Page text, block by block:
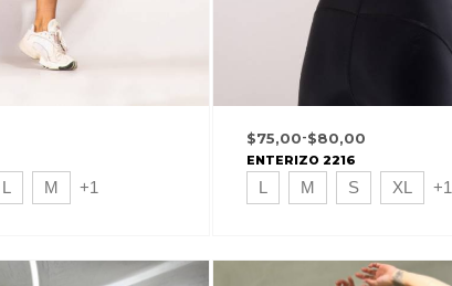
L M +1
$75,00-$80,00
ENTERIZO 2216
L M S XL +1